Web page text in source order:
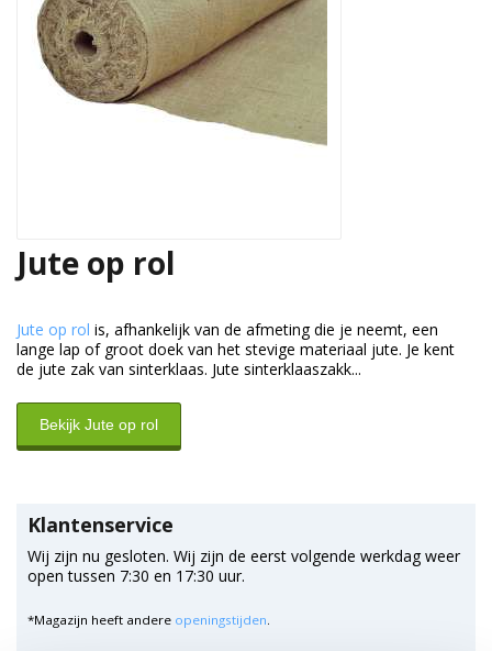
Jute op rol
Jute op rol is, afhankelijk van de afmeting die je neemt, een
lange lap of groot doek van het stevige materiaal jute. Je kent
de jute zak van sinterklaas. Jute sinterklaaszakk...
Bekijk Jute op rol
Klantenservice
Wij zijn nu gesloten. Wij zijn de eerst volgende werkdag weer
open tussen 7:30 en 17:30 uur.
*Magazijn heeft andere openingstijden.